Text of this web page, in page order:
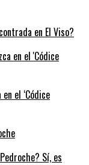
en El Viso?
el ‘Códice
Sí, es